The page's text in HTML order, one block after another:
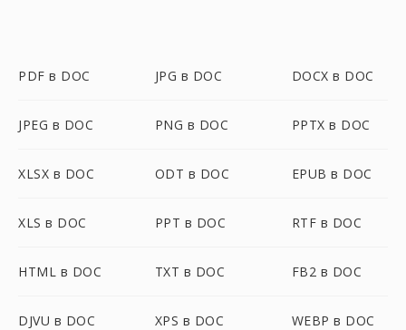
PDF в DOC JPG в DOC DOCX в DOC
JPEG в DOC PNG в DOC PPTX в DOC
XLSX в DOC ODT в DOC EPUB в DOC
XLS в DOC PPT в DOC RTF в DOC
HTML в DOC TXT в DOC FB2 в DOC
DJVU в DOC XPS в DOC WEBP в DOC